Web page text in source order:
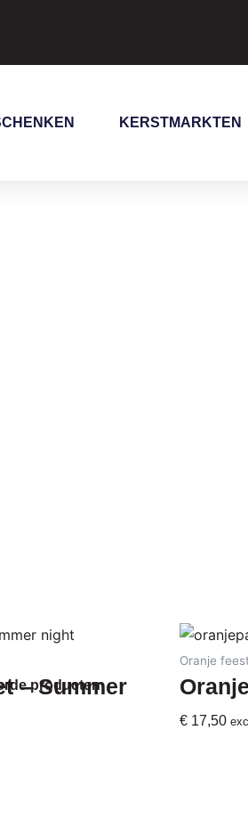
KERSTMARKTEN
producten
– Summer
Oranje
€17,50